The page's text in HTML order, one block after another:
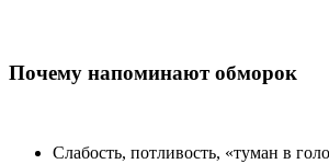
Почему напоминают обморок
Слабость, потливость, «туман в